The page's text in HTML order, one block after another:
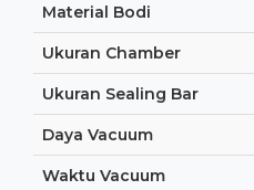
Material Bodi
Ukuran Chamber
Ukuran Sealing Bar
Daya Vacuum
Waktu Vacuum